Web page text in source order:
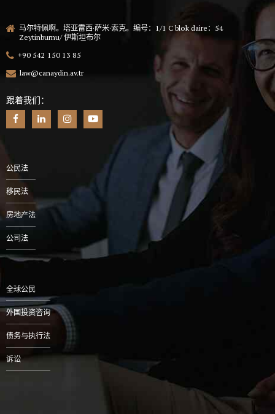
马尔特佩啊。塔亚雷西·萨米·索克。编号：1/1 C blok daire：54
Zeytinburnu/ 伊斯坦布尔
+90 542 150 13 85
law@canaydin.av.tr
跟着我们：
公民法
移民法
房地产法
公司法
全球公民
外国投资咨询
债务与执行法
诉讼